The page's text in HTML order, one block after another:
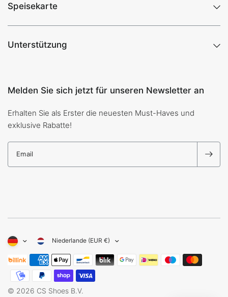
Speisekarte
Unterstützung
Melden Sie sich jetzt für unseren Newsletter an
Erhalten Sie als Erster die neuesten Must-Haves und
exklusive Rabatte!
Email
Niederlande (EUR €)
© 2026 CS Shoes B.V.